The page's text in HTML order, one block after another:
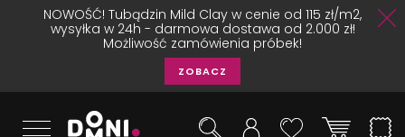
NOWOŚĆ! Tubądzin Mild Clay w cenie od 115 zł/m2,
wysyłka w 24h - darmowa dostawa od 2.000 zł!
Możliwość zamówienia próbek!
ZOBACZ